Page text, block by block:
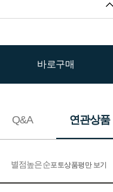
바로구매
Q&A 연관상품
별점높은순포토상품평만 보기